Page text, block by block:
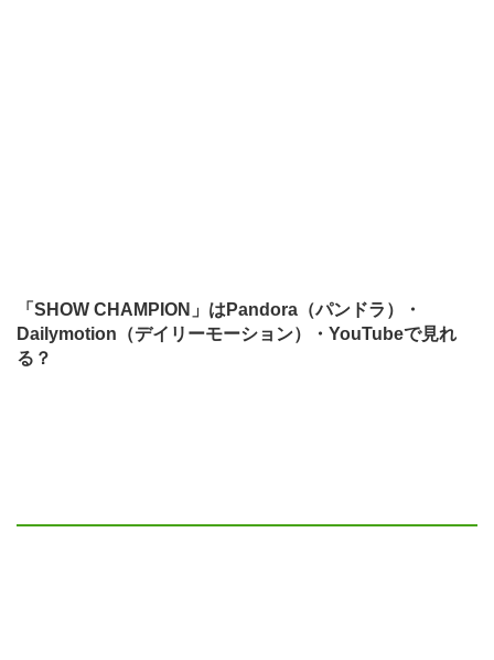
「SHOW CHAMPION」はPandora（パンドラ）・
Dailymotion（デイリーモーション）・YouTubeで見れ
る？